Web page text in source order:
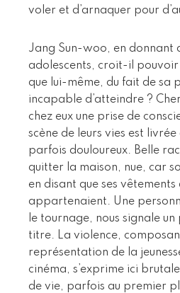
voler et d’arnaquer pour
Jang Sun-woo, en donnant
adolescents, croit-il
que lui-même, du fait de sa
incapable d’atteindre ?
chez eux une prise de
scène de leurs vies est
parfois douloureux. Belle
quitter la maison, nue, car
en disant que ses vêtements
appartenaient. Une
le tournage, nous signale
titre. La violence,
représentation de la
cinéma, s’exprime ici
de vie, parfois au premier